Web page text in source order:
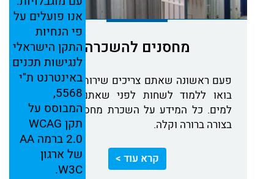
אנו פועלים על
פי הנחיות
התקן הישראלי
לנגישות תכנים
באינטרנט ת"י
5568,
המבוסס על
תקן WCAG
2.0 ברמה AA
של ארגון
W3C.
מחסנים להשכרה
פעם ראשונה שאתם צריכים שירותי אחסנה?
בואו ללמוד לשחות לפני שאתם קופצים
למים. כל המידע על השכרת מחסנים רשום
בצורה ברורה וקלה.
קרא עוד >